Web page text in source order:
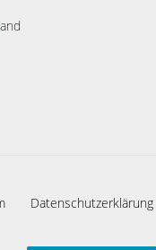
Daten­schutz­erklärung